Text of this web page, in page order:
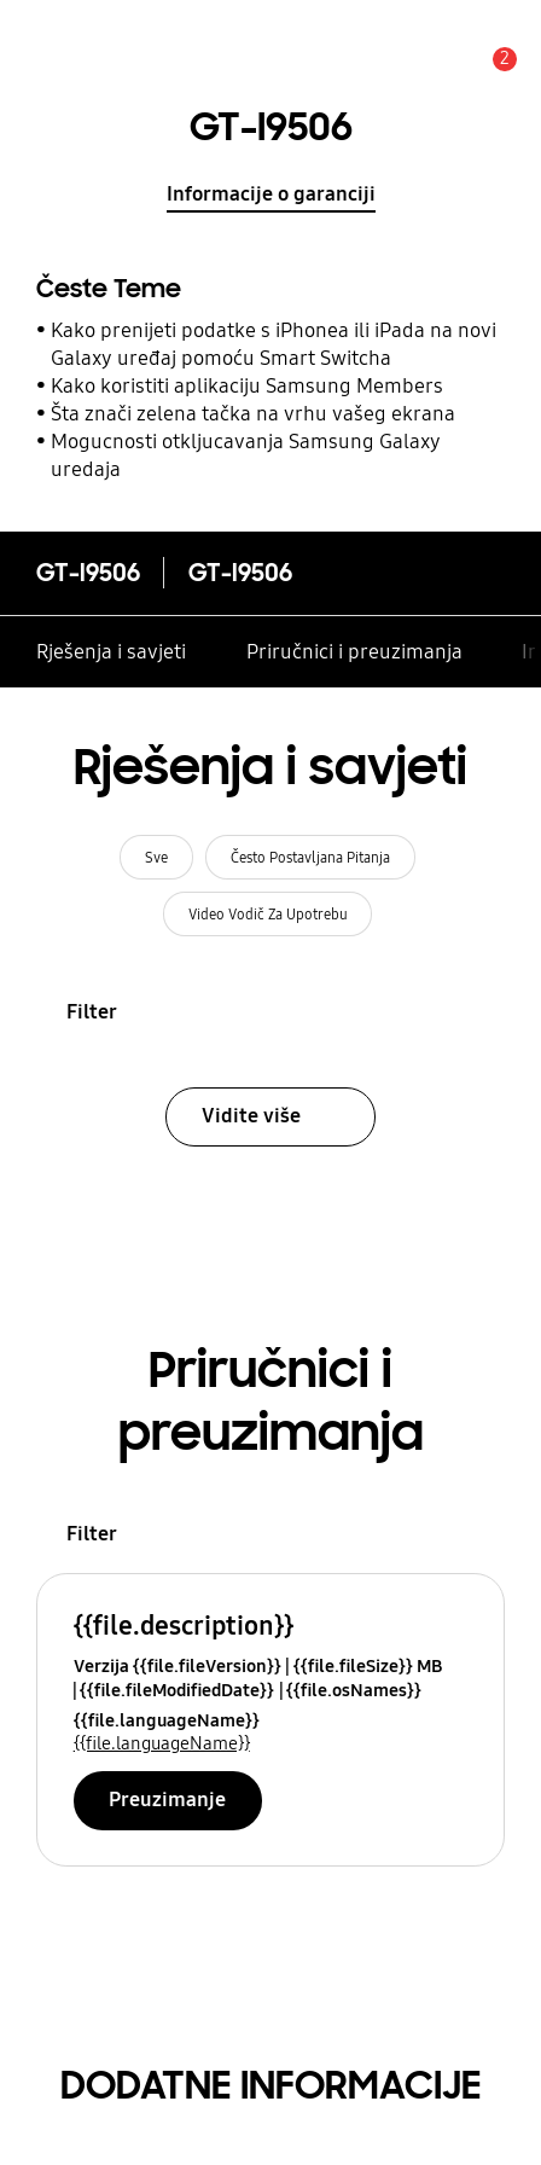
2
GT-I9506
Informacije o garanciji
Česte Teme
Kako prenijeti podatke s iPhonea ili iPada na novi
Galaxy uređaj pomoću Smart Switcha
Kako koristiti aplikaciju Samsung Members
Šta znači zelena tačka na vrhu vašeg ekrana
Mogucnosti otkljucavanja Samsung Galaxy
uredaja
GT-I9506 GT-I9506
Rješenja i savjeti Priručnici i preuzimanja
Rješenja i savjeti
Sve Često Postavljana Pitanja
Video Vodič Za Upotrebu
Filter
Vidite više
Priručnici i
preuzimanja
Filter
{{file.description}}
Verzija {{file.fileVersion}} {{file.fileSize}} MB
{{file.fileModifiedDate}} {{file.osNames}}
{{file.languageName}}
{{file.languageName}}
Preuzimanje
DODATNE INFORMACIJE